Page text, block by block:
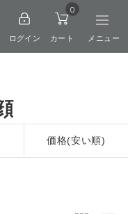
ログイン カート
0
価格(安い順)